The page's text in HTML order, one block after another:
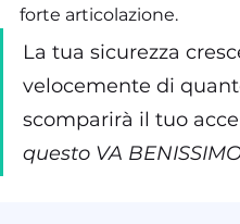
forte articolazione.
La tua sicurezza
velocemente di
scomparirà il tuo
questo VA